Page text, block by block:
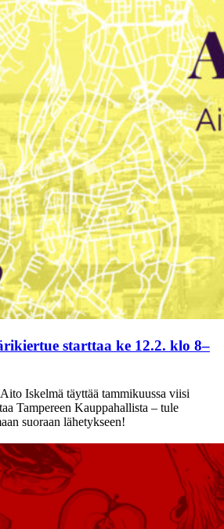
starttaa ke 12.2. klo 8–
Iskelmä täyttää tammikuussa viisi
Tampereen Kauppahallista – tule
suoraan lähetykseen!